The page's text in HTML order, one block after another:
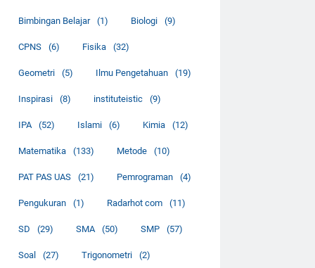
Bimbingan Belajar (1) Biologi (9)
CPNS (6) Fisika (32)
Geometri (5) Ilmu Pengetahuan (19)
Inspirasi (8) instituteistic (9)
IPA (52) Islami (6) Kimia (12)
Matematika (133) Metode (10)
PAT PAS UAS (21) Pemrograman (4)
Pengukuran (1) Radarhot com (11)
SD (29) SMA (50) SMP (57)
Soal (27) Trigonometri (2)